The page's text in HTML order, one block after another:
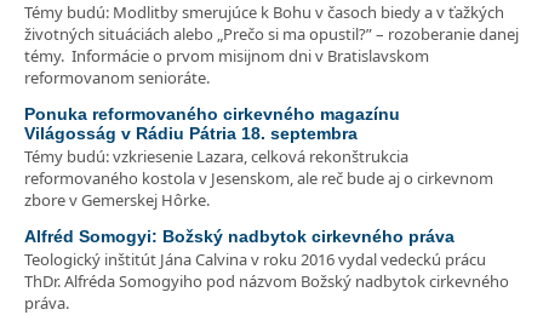
Témy budú: Modlitby smerujúce k Bohu v časoch biedy a v ťažkých
životných situáciách alebo „Prečo si ma opustil?” – rozoberanie danej
témy. Informácie o prvom misijnom dni v Bratislavskom
reformovanom senioráte.
Ponuka reformovaného cirkevného magazínu
Világosság v Rádiu Pátria 18. septembra
Témy budú: vzkriesenie Lazara, celková rekonštrukcia
reformovaného kostola v Jesenskom, ale reč bude aj o cirkevnom
zbore v Gemerskej Hôrke.
Alfréd Somogyi: Božský nadbytok cirkevného práva
Teologický inštitút Jána Calvina v roku 2016 vydal vedeckú prácu
ThDr. Alfréda Somogyiho pod názvom Božský nadbytok cirkevného
práva.